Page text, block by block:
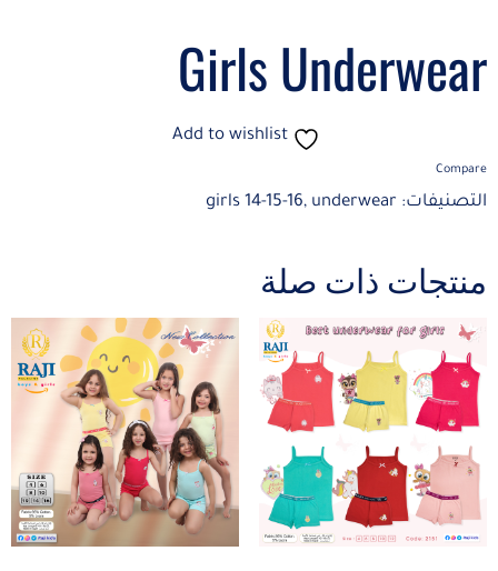
Girls Underwear
Add to wishlist
Compare
التصنيفات: girls 14-15-16, underwear
منتجات ذات صلة